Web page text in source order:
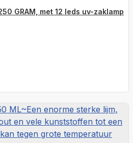
GRAM, met 12 leds uv-zaklamp